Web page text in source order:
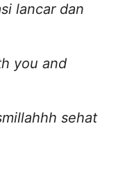
lancar dan
you and
sehat